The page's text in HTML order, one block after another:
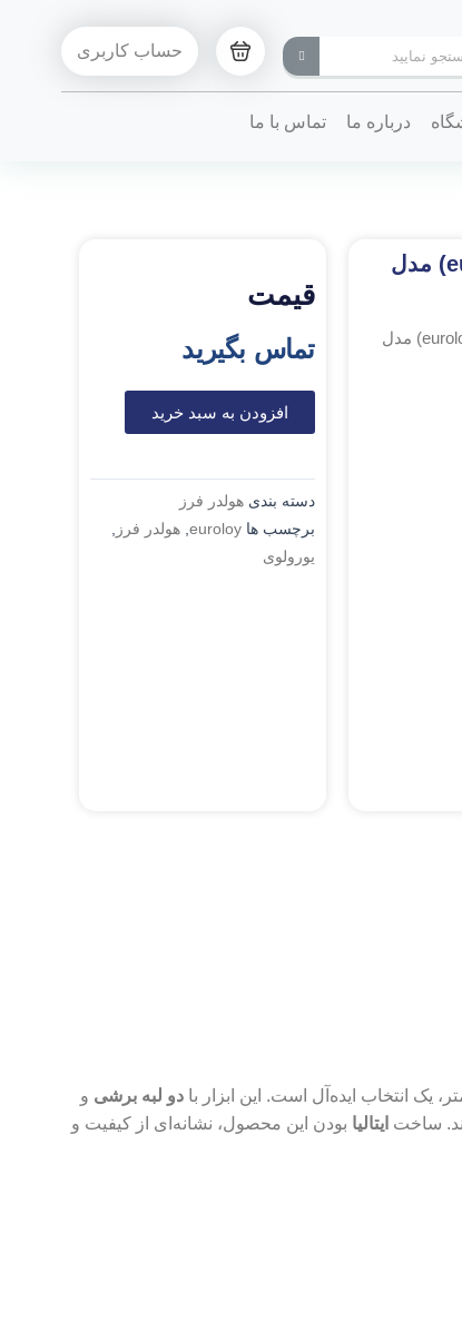
حساب کاربری
درباره ما تماس با ما
هولدر فرز CNC قطر 25 دو پر طول 150 یورولوی (euroloy) مدل
/ هولدر فرز CNC قطر 25 دو پر طول 150 یورولوی (euroloy) مدل
قیمت
تماس بگیرید
افزودن به سبد خرید
دسته بندی هولدر فرز
برچسب ها euroloy هولدر فرز
یورولوی
یک انتخاب ایده‌آل است. این ابزار با دو لبه برشی و
ساخت ایتالیا بودن این محصول، نشانه‌ای از کیفیت و